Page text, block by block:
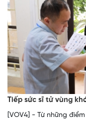
Tiếp sức sĩ tử vùng
[VOV4] - Từ những